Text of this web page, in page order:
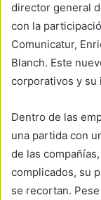
director general
con la
Comunicatur,
Blanch. Este
corporativos y su
Dentro de las
una partida con
de las
complicados, su
se recortan.